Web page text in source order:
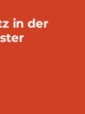
in der